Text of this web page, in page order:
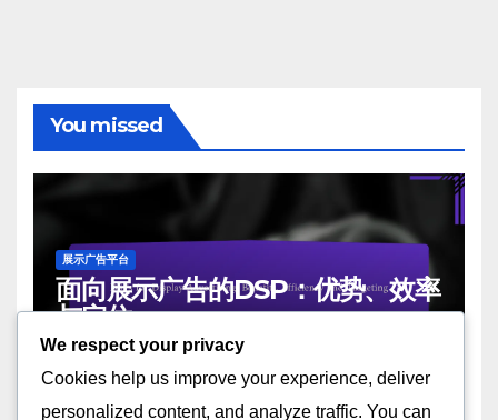
You missed
展示广告平台
面向展示广告的DSP：优势、效率
与定位
28/11/2025 JOHN DOE
We respect your privacy
Cookies help us improve your experience, deliver
personalized content, and analyze traffic. You can